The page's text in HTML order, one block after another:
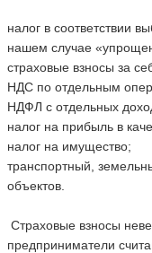
налог в соответствии
нашем случае
страховые взносы за
НДС по отдельным
НДФЛ с отдельных
налог на прибыль в
налог на имущество;
транспортный,
объектов.
Страховые взносы
предприниматели